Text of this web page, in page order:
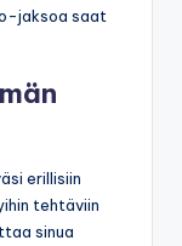
jaksoa saat
erillisiin
tehtäviin
sinua